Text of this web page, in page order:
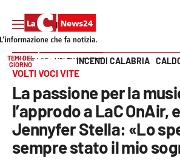
SEZIONI
Cronaca
Politica
Vai
TEMI DEL
GIORNO
INCENDI CALABRIA
HOME PAGE VOLTI VOCI VITE
VOLTI VOCI VITE
La passione per la
l’approdo a LaC OnAir,
Jennyfer Stella: «Lo
sempre stato il mio